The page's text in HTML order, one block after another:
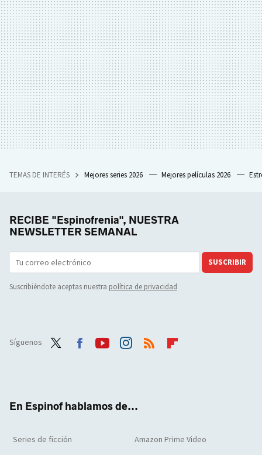
TEMAS DE INTERÉS Mejores series 2026 Mejores películas 2026
RECIBE "Espinofrenia", NUESTRA
NEWSLETTER SEMANAL
SUSCRIBIR
Suscribiéndote aceptas nuestra política de privacidad
Síguenos
En Espinof hablamos de...
Series de ficción Amazon Prime Video